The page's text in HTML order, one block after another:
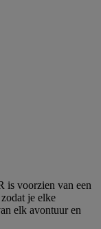
is voorzien van een
je elke
elk avontuur en